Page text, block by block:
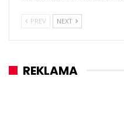
PREV NEXT
REKLAMA